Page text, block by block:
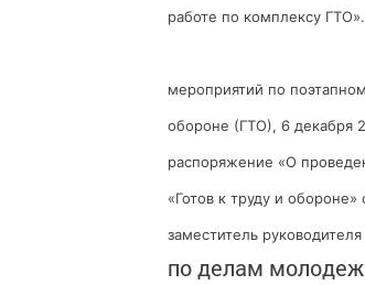
работе по комплексу ГТО».
мероприятий по
обороне (ГТО), 6 декабря
распоряжение «О
«Готов к труду и
заместитель
по делам